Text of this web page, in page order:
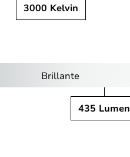
3000 Kelvin
Brillante
435 Lumen